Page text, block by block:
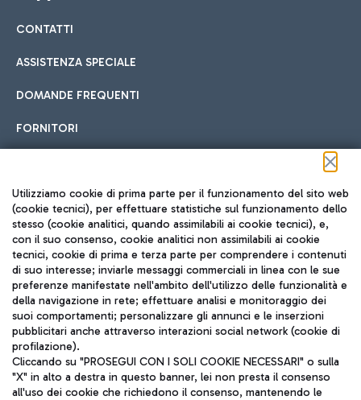
Cucina Internazionale
Fast Food
Hotel in aeroporto
Scegli l'alloggio più adatto e approfitta della vicinanza
all'aeroporto.
Car sharing
Con il Car Sharing è ancora più facile spostarsi
Treno
Raggiungi velocemente l'aeroporto di Fiumicino da Roma
tramite i servizi ferroviari Trenitalia.
CONTATTI
ASSISTENZA SPECIALE
DOMANDE FREQUENTI
FORNITORI
Seguici sui social
TRAVEL JOURNAL
ITA
Utilizziamo cookie di prima parte per il funzionamento del sito web
(cookie tecnici), per effettuare statistiche sul funzionamento dello
stesso (cookie analitici, quando assimilabili ai cookie tecnici), e,
con il suo consenso, cookie analitici non assimilabili ai cookie
tecnici, cookie di prima e terza parte per comprendere i contenuti
di suo interesse; inviarle messaggi commerciali in linea con le sue
preferenze manifestate nell'ambito dell'utilizzo delle funzionalità e
della navigazione in rete; effettuare analisi e monitoraggio dei
suoi comportamenti; personalizzare gli annunci e le inserzioni
pubblicitari anche attraverso interazioni social network (cookie di
profilazione).
Cliccando su "PROSEGUI CON I SOLI COOKIE NECESSARI" o sulla
"X" in alto a destra in questo banner, lei non presta il consenso
all'uso dei cookie che richiedono il consenso, mantenendo le